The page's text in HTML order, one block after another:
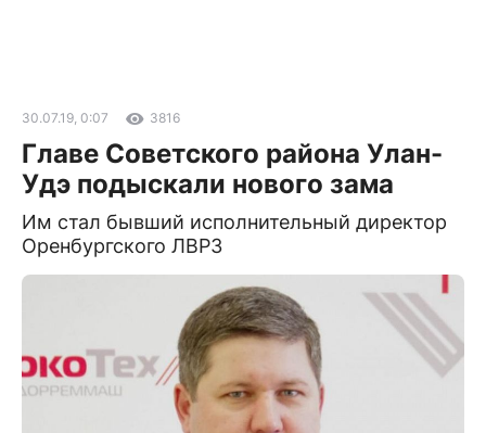
30.07.19, 0:07 3816
Главе Советского района Улан-
Удэ подыскали нового зама
Им стал бывший исполнительный директор
Оренбургского ЛВРЗ